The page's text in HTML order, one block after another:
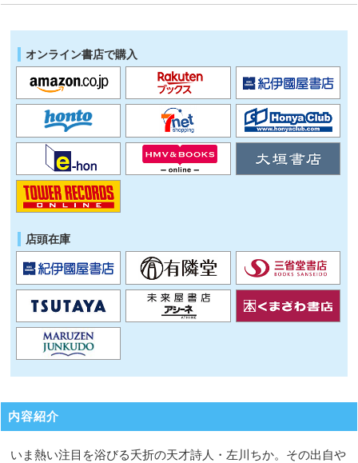
オンライン書店で購入
店頭在庫
内容紹介
いま熱い注目を浴びる夭折の天才詩人・左川ちか。その出自や